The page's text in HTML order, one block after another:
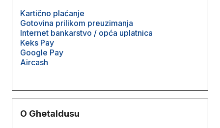
Kartično plaćanje
Gotovina prilikom preuzimanja
Internet bankarstvo / opća uplatnica
Keks Pay
Google Pay
Aircash
O Ghetaldusu